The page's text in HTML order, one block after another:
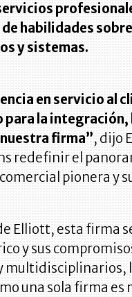
habilidades
y sistemas.
en servicio al
la integración,
firma”, dijo
redefinir el
pionera y
Elliott, esta firma
y sus
una sola firma